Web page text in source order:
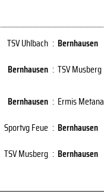
TSV Uhlbach : Bernhausen
Bernhausen : TSV Musberg
Bernhausen : Ermis Metana
Sportvg Feue : Bernhausen
TSV Musberg : Bernhausen